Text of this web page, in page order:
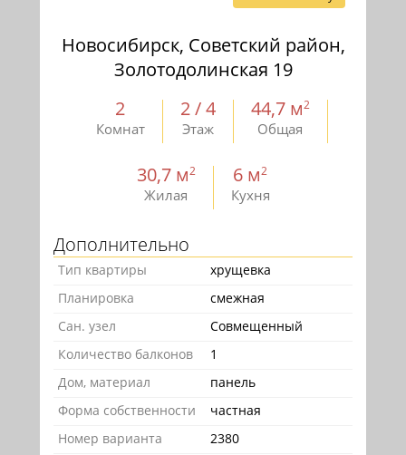
Новосибирск, Советский район,
Золотодолинская 19
2
Комнат
2 / 4
Этаж
44,7 м2
Общая
30,7 м2
Жилая
6 м2
Кухня
Дополнительно
Тип квартиры
хрущевка
Планировка
смежная
Сан. узел
Совмещенный
Количество балконов
1
Дом, материал
панель
Форма собственности
частная
Номер варианта
2380